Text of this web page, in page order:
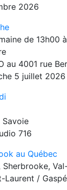
2026
de 13h00
au 4001 rue
5 juillet 2026
Savoie
716
au Québec
Laurent /